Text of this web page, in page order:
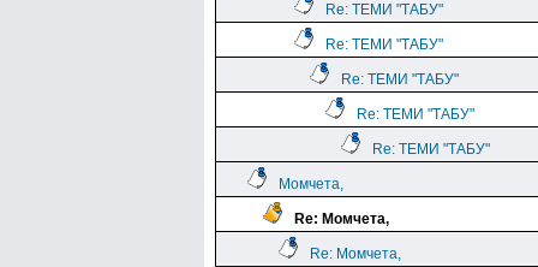
Re: ТЕМИ "ТАБУ"
Re: ТЕМИ "ТАБУ"
Re: ТЕМИ "ТАБУ"
Re: ТЕМИ "ТАБУ"
Re: ТЕМИ "ТАБУ"
Момчета,
Re: Момчета,
Re: Момчета,